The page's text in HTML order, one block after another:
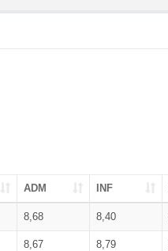
ADM INF
8,68 8,40
8,67 8,79